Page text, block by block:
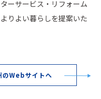
ーサービス・リフォーム
りよい暮らしを提案いた
のWebサイトへ